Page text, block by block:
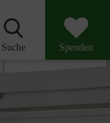
Suche Spenden